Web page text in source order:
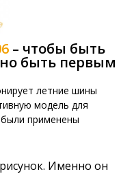
– чтобы быть
быть первым
летние шины
модель для
применены
Именно он